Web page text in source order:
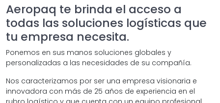
Aeropaq te brinda el acceso a
todas las soluciones logísticas que
tu empresa necesita.
Ponemos en sus manos soluciones globales y
personalizadas a las necesidades de su compañía.
Nos caracterizamos por ser una empresa visionaria e
innovadora con más de 25 años de experiencia en el